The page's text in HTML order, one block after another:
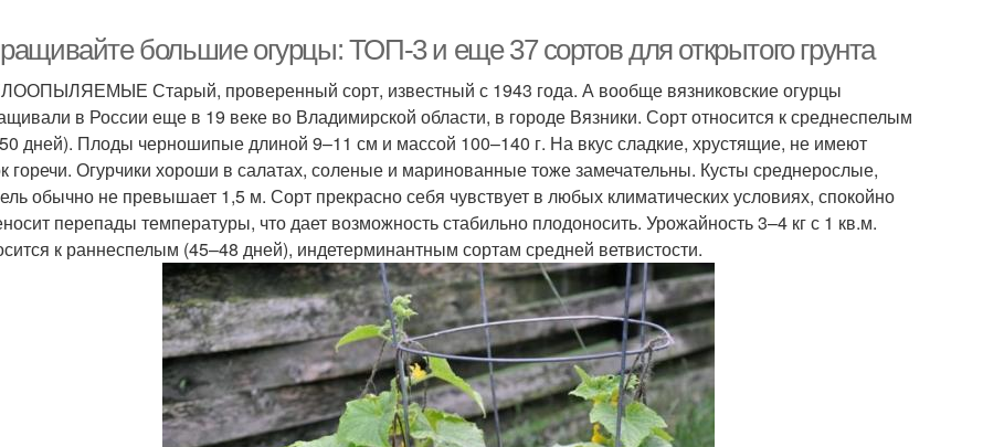
большие огурцы: ТОП-3 и еще 37 сортов для открытого грунта
Старый, проверенный сорт, известный с 1943 года. А вообще вязниковские огурцы
в России еще в 19 веке во Владимирской области, в городе Вязники. Сорт относится к среднеспелым
дней). Плоды черношипые длиной 9–11 см и массой 100–140 г. На вкус сладкие, хрустящие, не имеют
горечи. Огурчики хороши в салатах, соленые и маринованные тоже замечательны. Кусты среднерослые,
обычно не превышает 1,5 м. Сорт прекрасно себя чувствует в любых климатических условиях, спокойно
перепады температуры, что дает возможность стабильно плодоносить. Урожайность 3–4 кг с 1 кв.м.
к раннеспелым (45–48 дней), индетерминантным сортам средней ветвистости.